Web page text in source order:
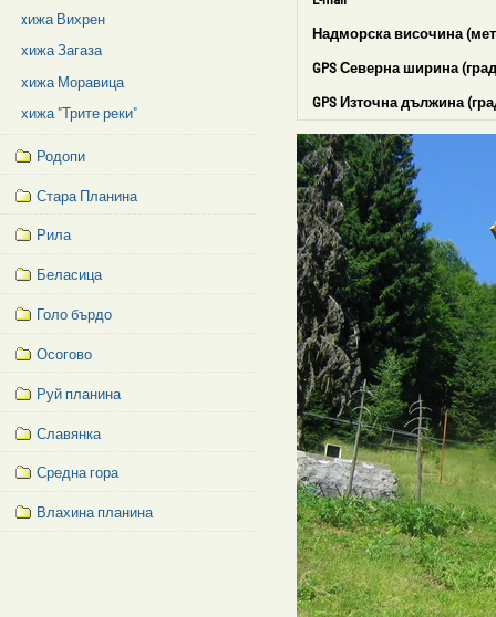
Надморска височина
GPS Северна ширина
GPS Източна дължина
xижа Вихрен
хижа Загаза
хижа Моравица
хижа "Трите реки"
Родопи
Стара Планина
Рила
Беласица
Голо бърдо
Осогово
Руй планина
Славянка
Средна гора
Влахина планина